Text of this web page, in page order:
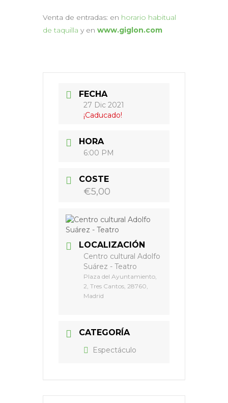
Venta de entradas: en horario habitual
de taquilla y en www.giglon.com
FECHA
27 Dic 2021
¡Caducado!
HORA
6:00 PM
COSTE
€5,00
LOCALIZACIÓN
Centro cultural Adolfo
Suárez - Teatro
Plaza del Ayuntamiento,
2, Tres Cantos, 28760,
Madrid
CATEGORÍA
Espectáculo